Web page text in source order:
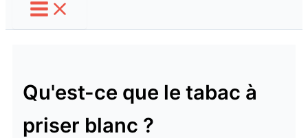
Qu'est-ce que le tabac à
priser blanc ?